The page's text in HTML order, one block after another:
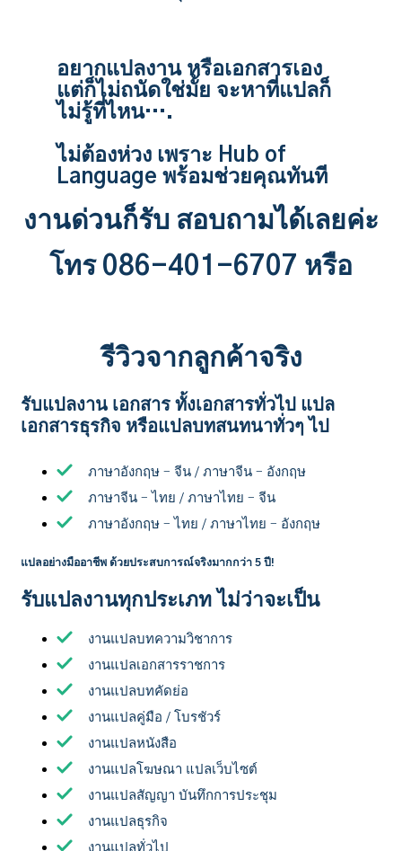
อยากแปลงาน หรือเอกสารเอง
แต่ก็ไม่ถนัดใช่มั้ย จะหาที่แปลก็
ไม่รู้ที่ไหน….
ไม่ต้องห่วง เพราะ Hub of
Language พร้อมช่วยคุณทันที
งานด่วนก็รับ สอบถามได้เลยค่ะ
โทร 086-401-6707 หรือ
รีวิวจากลูกค้าจริง
รับแปลงาน เอกสาร ทั้งเอกสารทั่วไป แปล
เอกสารธุรกิจ หรือแปลบทสนทนาทั่วๆ ไป
ภาษาอังกฤษ – จีน / ภาษาจีน – อังกฤษ
ภาษาจีน – ไทย / ภาษาไทย – จีน
ภาษาอังกฤษ – ไทย / ภาษาไทย – อังกฤษ
แปลอย่างมืออาชีพ ด้วยประสบการณ์จริงมากกว่า 5 ปี!
รับแปลงานทุกประเภท ไม่ว่าจะเป็น
งานแปลบทความวิชาการ
งานแปลเอกสารราชการ
งานแปลบทคัดย่อ
งานแปลคู่มือ / โบรชัวร์
งานแปลหนังสือ
งานแปลโฆษณา แปลเว็บไซต์
งานแปลสัญญา บันทึกการประชุม
งานแปลธุรกิจ
งานแปลทั่วไป